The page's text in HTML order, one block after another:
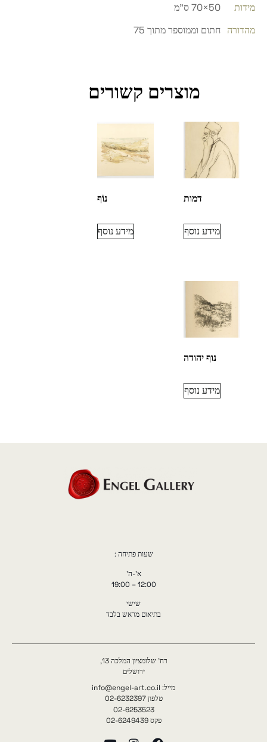
מידות
50×70 ס"מ
מהדורה חתום וממוספר מתוך 75
מוצרים קשורים
דמות
מידע נוסף
נוֹף
מידע נוסף
נוף יהודה
מידע נוסף
שעות פתיחה :
א'-ה'
12:00 – 19:00
שישי
בתיאום מראש בלבד
רח' שלומציון המלכה 13,
ירושלים
מייל: info@engel-art.co.il
טלפון 02-6232397
02-6253523
פקס 02-6249439